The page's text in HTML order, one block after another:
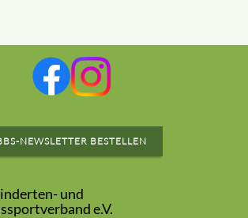
NEWSLETTER BESTELLEN
und
e.V.